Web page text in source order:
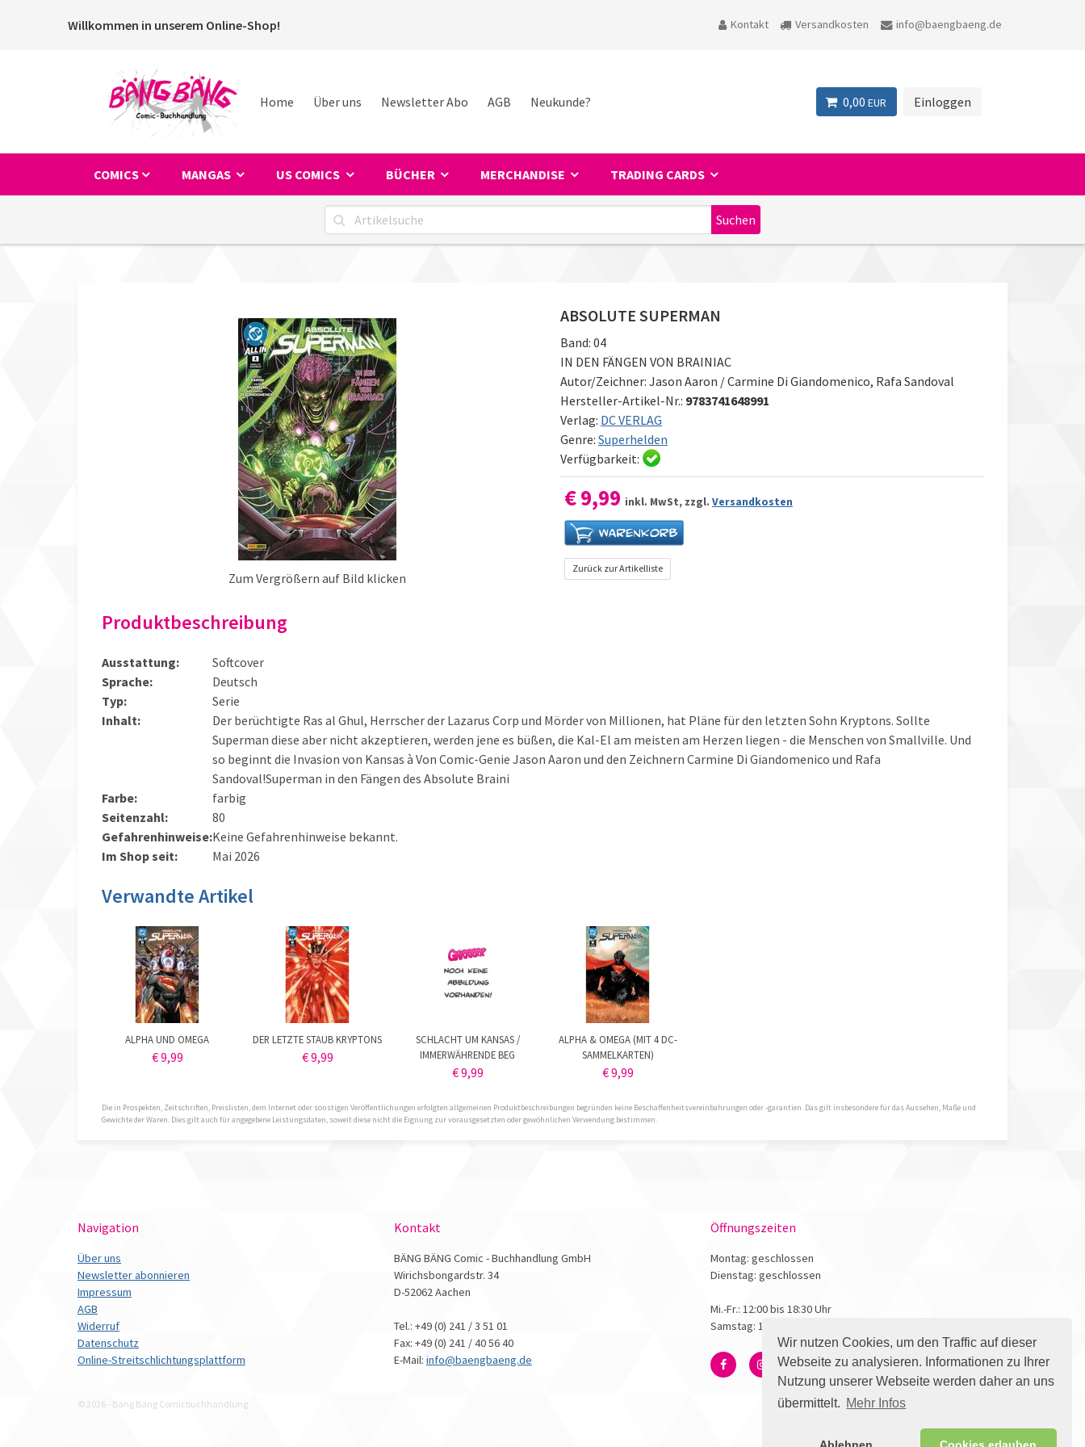
Wir nutzen Cookies, um den Traffic auf dieser
Webseite zu analysieren. Informationen zu Ihrer
Nutzung unserer Webseite werden daher an uns
übermittelt. Mehr Infos
Willkommen in unserem Online-Shop! Kontakt Versandkosten info@baengbaeng.de
Home Über uns Newsletter Abo AGB Neukunde? 0,00 EUR Einloggen
COMICS MANGAS US COMICS BÜCHER MERCHANDISE TRADING CARDS
Zum Vergrößern auf Bild klicken
ABSOLUTE SUPERMAN
Band: 04
IN DEN FÄNGEN VON BRAINIAC
Autor/Zeichner: Jason Aaron / Carmine Di Giandomenico, Rafa Sandoval
Hersteller-Artikel-Nr.: 9783741648991
Verlag: DC VERLAG
Genre: Superhelden
Verfügbarkeit:
€ 9,99 inkl. MwSt, zzgl. Versandkosten
Zurück zur Artikelliste
Produktbeschreibung
Ausstattung:
Softcover
Sprache:
Deutsch
Typ:
Serie
Inhalt:
Der berüchtigte Ras al Ghul, Herrscher der Lazarus Corp und Mörder von Millionen, hat Pläne für den letzten Sohn Kryptons. Sollte
Superman diese aber nicht akzeptieren, werden jene es büßen, die Kal-El am meisten am Herzen liegen - die Menschen von Smallville. Und
so beginnt die Invasion von Kansas à Von Comic-Genie Jason Aaron und den Zeichnern Carmine Di Giandomenico und Rafa
Sandoval!Superman in den Fängen des Absolute Braini
Farbe:
farbig
Seitenzahl:
80
Gefahrenhinweise:Keine Gefahrenhinweise bekannt.
Im Shop seit:
Mai 2026
Verwandte Artikel
ALPHA UND OMEGA
€ 9,99
DER LETZTE STAUB KRYPTONS
€ 9,99
SCHLACHT UM KANSAS /
IMMERWÄHRENDE BEG
€ 9,99
ALPHA & OMEGA (MIT 4 DC-
SAMMELKARTEN)
€ 9,99
Die in Prospekten, Zeitschriften, Preislisten, dem Internet oder sonstigen Veröffentlichungen erfolgten allgemeinen Produktbeschreibungen begründen keine Beschaffenheitsvereinbahrungen oder -garantien. Das gilt insbesondere für das Aussehen, Maße und
Gewichte der Waren. Dies gilt auch für angegebene Leistungsdaten, soweit diese nicht die Eignung zur vorausgesetzten oder gewöhnlichen Verwendung bestimmen.
Navigation
Über uns
Newsletter abonnieren
Impressum
AGB
Widerruf
Datenschutz
Online-Streitschlichtungsplattform
Kontakt
BÄNG BÄNG Comic - Buchhandlung GmbH
Wirichsbongardstr. 34
D-52062 Aachen
Tel.: +49 (0) 241 / 3 51 01
Fax: +49 (0) 241 / 40 56 40
E-Mail: info@baengbaeng.de
Öffnungszeiten
Montag: geschlossen
Dienstag: geschlossen
Mi.-Fr.: 12:00 bis 18:30 Uhr
Samstag: 10:00 bis 17:00 Uhr
© 2026 - Bäng Bäng Comicbuchhandlung